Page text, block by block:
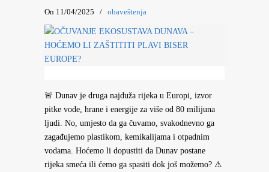
On 11/04/2025 / obaveštenja
🚨 Dunav je druga najduža rijeka u Europi, izvor
pitke vode, hrane i energije za više od 80 milijuna
ljudi. No, umjesto da ga čuvamo, svakodnevno ga
zagađujemo plastikom, kemikalijama i otpadnim
vodama. Hoćemo li dopustiti da Dunav postane
rijeka smeća ili ćemo ga spasiti dok još možemo? ⚠